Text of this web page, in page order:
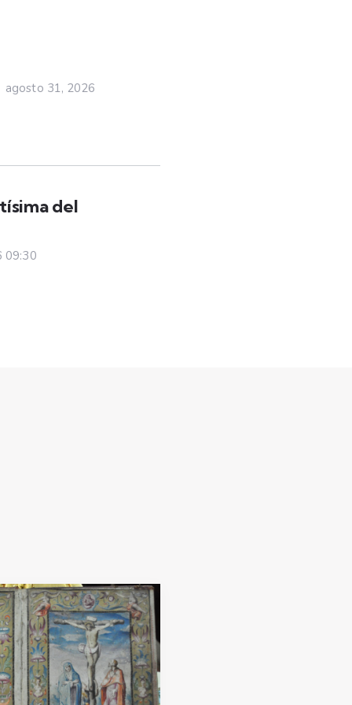
agosto 31, 2026
del
09:30